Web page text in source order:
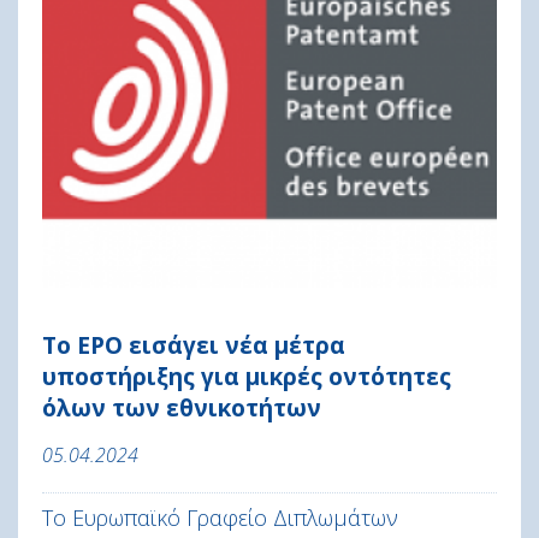
Το EPO εισάγει νέα μέτρα
υποστήριξης για μικρές οντότητες
όλων των εθνικοτήτων
05.04.2024
Το Ευρωπαϊκό Γραφείο Διπλωμάτων